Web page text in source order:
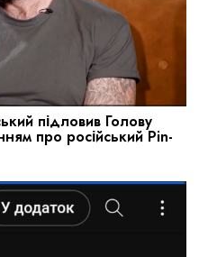
підловив Голову
про російський Pin-